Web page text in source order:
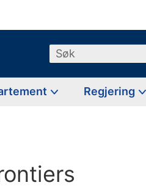
Søk
Regjering